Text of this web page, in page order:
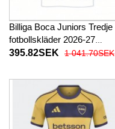
Billiga Boca Juniors Tredje
fotbollskläder 2026-27
Kortärmad
395.82SEK 1 041.70SEK